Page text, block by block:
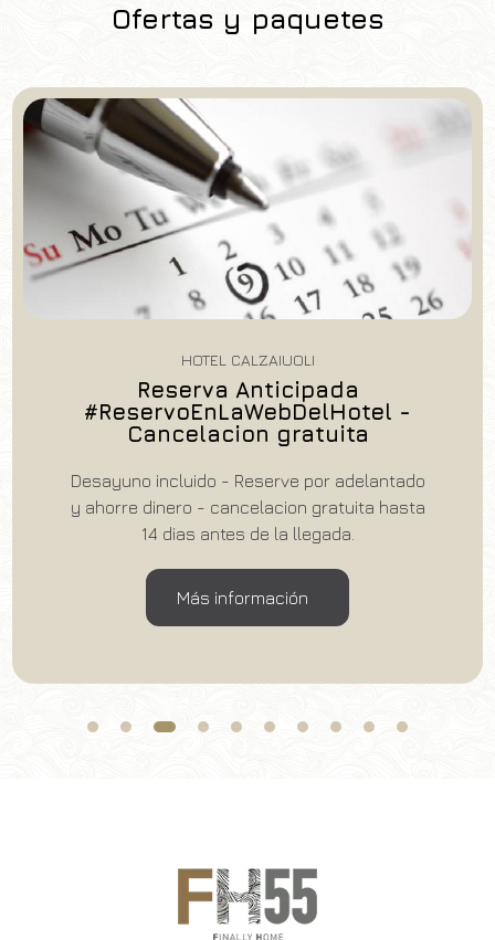
Ofertas y paquetes
HOTEL CALZAIUOLI
Reserva Anticipada
#ReservoEnLaWebDelHotel -
Cancelacion gratuita
Desayuno incluido - Reserve por adelantado
y ahorre dinero - cancelacion gratuita hasta
14 dias antes de la llegada.
Más información